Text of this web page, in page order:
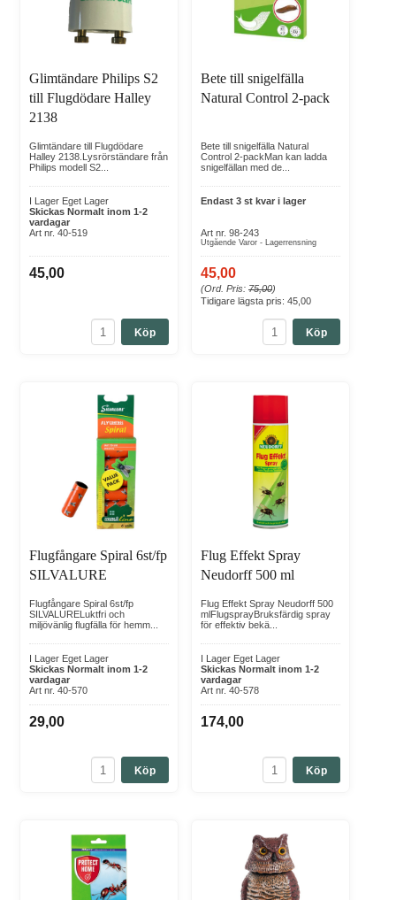
Glimtändare Philips S2
till Flugdödare Halley
2138
Glimtändare till Flugdödare
Halley 2138.Lysrörständare från
Philips modell S2...
I Lager Eget Lager
Skickas Normalt inom 1-2
vardagar
Art nr. 40-519
45,00
Köp
Bete till snigelfälla
Natural Control 2-pack
Bete till snigelfälla Natural
Control 2-packMan kan ladda
snigelfällan med de...
Endast 3 st kvar i lager
Art nr. 98-243
Utgående Varor - Lagerrensning
45,00
(Ord. Pris: 75,00)
Tidigare lägsta pris: 45,00
Köp
Flugfångare Spiral 6st/fp
SILVALURE
Flugfångare Spiral 6st/fp
SILVALURELuktfri och
miljövänlig flugfälla för hemm...
I Lager Eget Lager
Skickas Normalt inom 1-2
vardagar
Art nr. 40-570
29,00
Köp
Flug Effekt Spray
Neudorff 500 ml
Flug Effekt Spray Neudorff 500
mlFlugsprayBruksfärdig spray
för effektiv bekä...
I Lager Eget Lager
Skickas Normalt inom 1-2
vardagar
Art nr. 40-578
174,00
Köp